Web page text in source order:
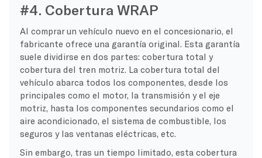
#4. Cobertura WRAP
Al comprar un vehículo nuevo en el concesionario, el
fabricante ofrece una garantía original. Esta garantía
suele dividirse en dos partes: cobertura total y
cobertura del tren motriz. La cobertura total del
vehículo abarca todos los componentes, desde los
principales como el motor, la transmisión y el eje
motriz, hasta los componentes secundarios como el
aire acondicionado, el sistema de combustible, los
seguros y las ventanas eléctricas, etc.
Sin embargo, tras un tiempo limitado, esta cobertura